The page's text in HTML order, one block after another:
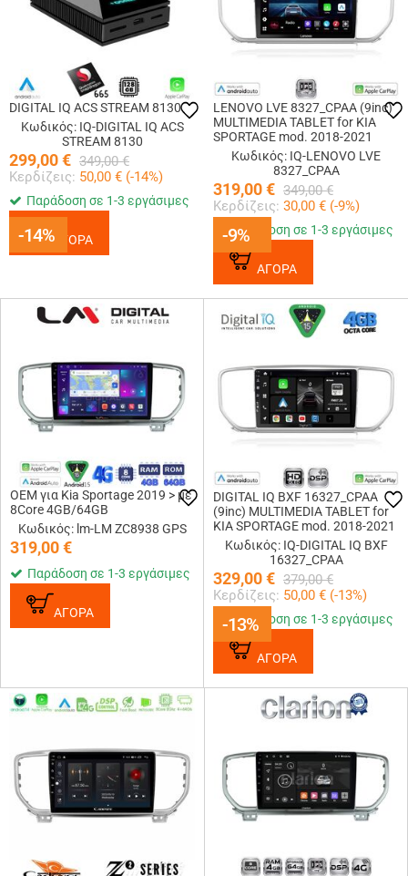
-14%
DIGITAL IQ ACS STREAM 8130
Κωδικός: IQ-DIGITAL IQ ACS
STREAM 8130
299,00€ 349,00 €
Κερδίζεις: 50,00 € (-14%)
-14%
Παράδοση σε 1-3 εργάσιμες
ΑΓΟΡΑ -9%
LENOVO LVE 8327_CPAA (9inc)
MULTIMEDIA TABLET for KIA
SPORTAGE mod. 2018-2021
Κωδικός: IQ-LENOVO LVE
8327_CPAA
319,00€ 349,00 €
Κερδίζεις: 30,00 € (-9%)
-9%
Παράδοση σε 1-3 εργάσιμες
ΑΓΟΡΑ
OEM για Kia Sportage 2019 > με
8Core 4GB/64GB
Κωδικός: lm-LM ZC8938 GPS
319,00€
Παράδοση σε 1-3 εργάσιμες
ΑΓΟΡΑ
-13%
DIGITAL IQ BXF 16327_CPAA
(9inc) MULTIMEDIA TABLET for
KIA SPORTAGE mod. 2018-2021
Κωδικός: IQ-DIGITAL IQ BXF
16327_CPAA
329,00€ 379,00 €
Κερδίζεις: 50,00 € (-13%)
-13%
Παράδοση σε 1-3 εργάσιμες
ΑΓΟΡΑ